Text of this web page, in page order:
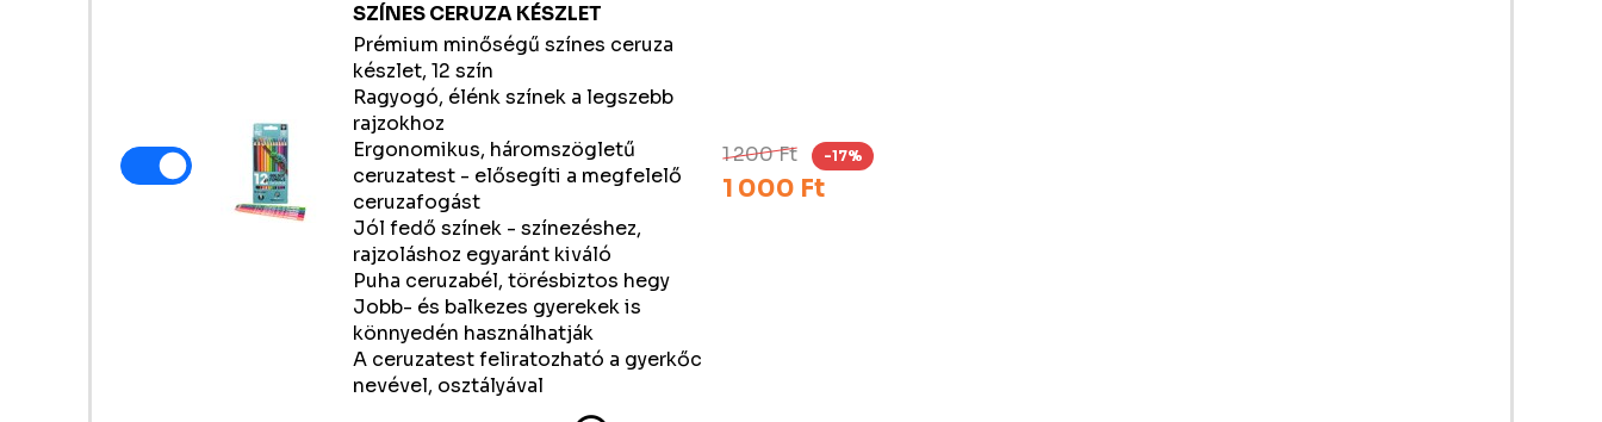
SZÍNES CERUZA KÉSZLET
Prémium minőségű színes ceruza
készlet, 12 szín
Ragyogó, élénk színek a legszebb
rajzokhoz
Ergonomikus, háromszögletű
ceruzatest - elősegíti a megfelelő
ceruzafogást
Jól fedő színek - színezéshez,
rajzoláshoz egyaránt kiváló
Puha ceruzabél, törésbiztos hegy
Jobb- és balkezes gyerekek is
könnyedén használhatják
A ceruzatest feliratozható a gyerkőc
nevével, osztályával
1 200 Ft -17%
1 000 Ft